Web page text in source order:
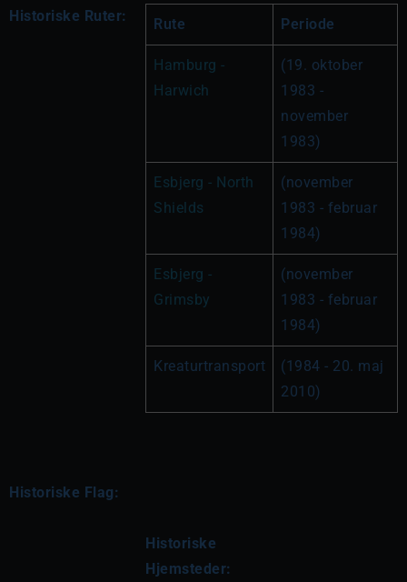
Historiske Ruter: Rute Periode
Hamburg -
Harwich
(19. oktober
1983 -
november
1983)
Esbjerg - North
Shields
(november
1983 - februar
1984)
Esbjerg -
Grimsby
(november
1983 - februar
1984)
Kreaturtransport
(1984 - 20. maj
2010)
Historiske Flag:
Historiske
Hjemsteder: